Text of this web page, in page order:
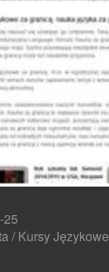
25
/ Kursy Językowe